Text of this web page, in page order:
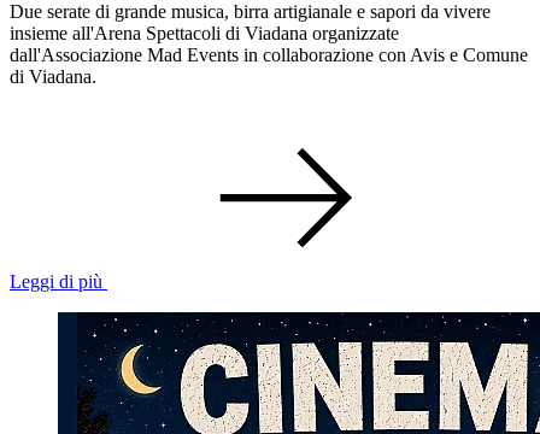
Due serate di grande musica, birra artigianale e sapori da vivere
insieme all'Arena Spettacoli di Viadana organizzate
dall'Associazione Mad Events in collaborazione con Avis e Comune
di Viadana.
Leggi di più